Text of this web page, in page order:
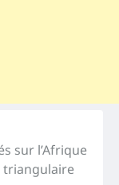
sur l’Afrique
triangulaire